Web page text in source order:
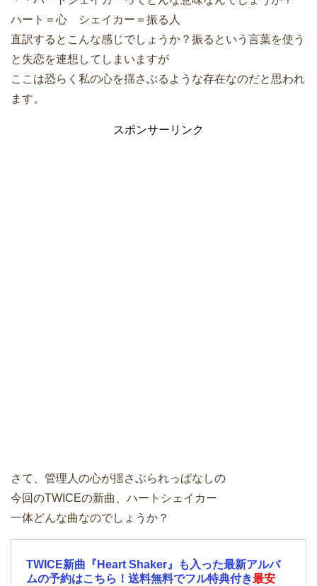
ハート＝心 シェイカー＝振る人
直訳するとこんな感じでしょうか？振るという言葉を使う
と失恋を連想してしまいますが
ここは恐らく私の心を揺さぶるような存在なのだと思われ
ます。
スポンサーリンク
さて、管理人の心が揺さぶられっぱなしの
今回のTWICEの新曲、ハートシェイカー
一体どんな曲なのでしょうか？
TWICE新曲『Heart Shaker』も入った最新アルバ
ムの予約はこちら！送料無料でフル特典付き最安